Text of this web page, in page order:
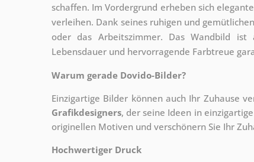
schaffen. Im Vordergrund erheben sich
verleihen. Dank seines ruhigen und
oder das Arbeitszimmer. Das Wandbild
Lebensdauer und hervorragende Farbtreue
Warum gerade Dovido-Bilder?
Einzigartige Bilder können auch Ihr Zuhause
Grafikdesigners, der seine Ideen in
originellen Motiven und verschönern Sie Ihr
Hochwertiger Druck